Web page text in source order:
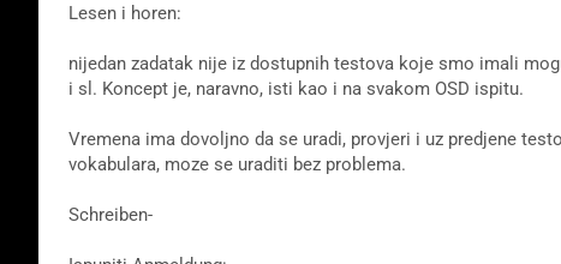
Lesen i horen:
nijedan zadatak nije iz dostupnih testova koje smo imali
i sl. Koncept je, naravno, isti kao i na svakom OSD ispitu.
Vremena ima dovoljno da se uradi, provjeri i uz predjene
vokabulara, moze se uraditi bez problema.
Schreiben-